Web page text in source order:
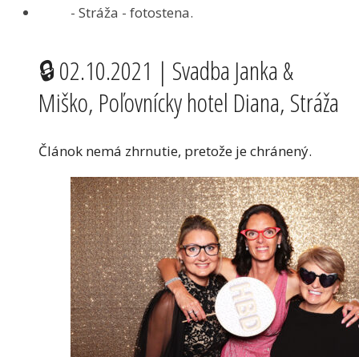
🔒 02.10.2021 | Svadba Janka &
Miško, Poľovnícky hotel Diana, Stráža
Článok nemá zhrnutie, pretože je chránený.